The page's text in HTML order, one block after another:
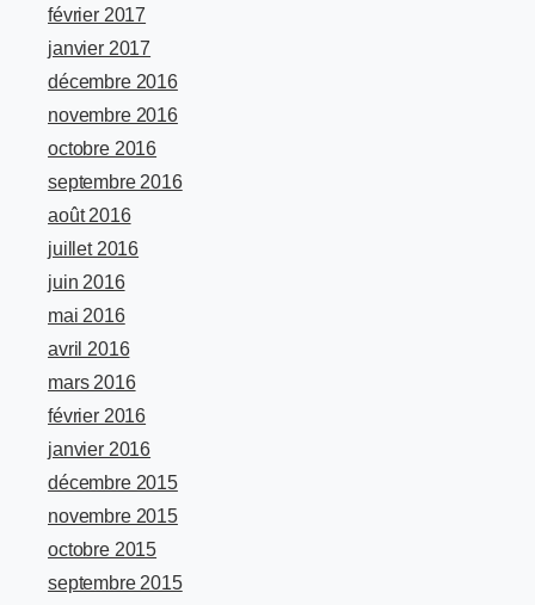
février 2017
janvier 2017
décembre 2016
novembre 2016
octobre 2016
septembre 2016
août 2016
juillet 2016
juin 2016
mai 2016
avril 2016
mars 2016
février 2016
janvier 2016
décembre 2015
novembre 2015
octobre 2015
septembre 2015